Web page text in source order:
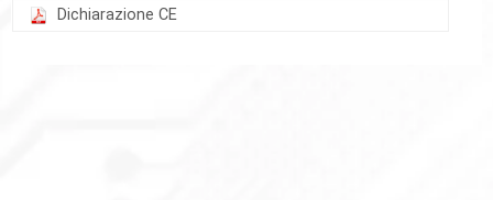
Dichiarazione CE